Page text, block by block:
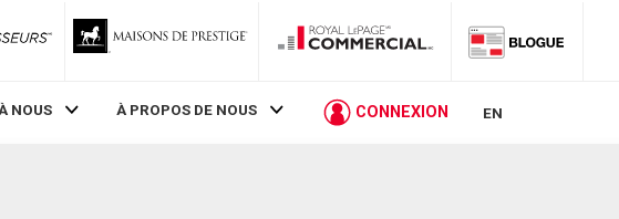
RLP
NOUS À PROPOS DE NOUS CONNEXION EN